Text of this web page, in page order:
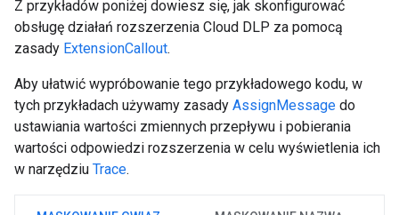
Z przykładów poniżej dowiesz się, jak skonfigurować
obsługę działań rozszerzenia Cloud DLP za pomocą
zasady ExtensionCallout.
Aby ułatwić wypróbowanie tego przykładowego kodu, w
tych przykładach używamy zasady AssignMessage do
ustawiania wartości zmiennych przepływu i pobierania
wartości odpowiedzi rozszerzenia w celu wyświetlenia ich
w narzędziu Trace.